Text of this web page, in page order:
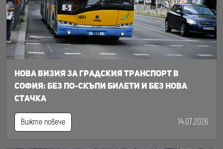
Нова визия за градския транспорт в
София: Без по-скъпи билети и без нова
стачка
Вижте повече 14.07.2026